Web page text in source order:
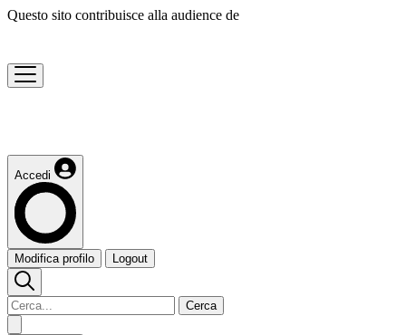
Questo sito contribuisce alla audience de
Accedi
Modifica profilo Logout
Cerca